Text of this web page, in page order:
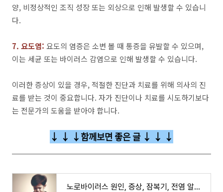
양, 비정상적인 조직 성장 또는 외상으로 인해 발생할 수 있습니
다.
7. 요도염: 요도의 염증은 소변 볼 때 통증을 유발할 수 있으며,
이는 세균 또는 바이러스 감염으로 인해 발생할 수 있습니다.
이러한 증상이 있을 경우, 적절한 진단과 치료를 위해 의사의 진
료를 받는 것이 중요합니다. 자가 진단이나 치료를 시도하기보다
는 전문가의 도움을 받아야 합니다.
↓ ↓ ↓함께보면 좋은 글 ↓ ↓ ↓
노로바이러스 원인, 증상, 잠복기, 전염 알아보기